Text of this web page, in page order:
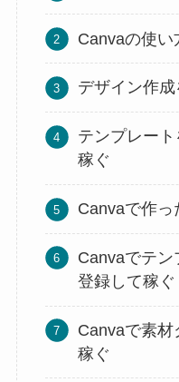
Canvaの使い
デザイン作
テンプレー
稼ぐ
Canvaで作っ
Canvaでテン
登録して稼ぐ
Canvaで素材
稼ぐ